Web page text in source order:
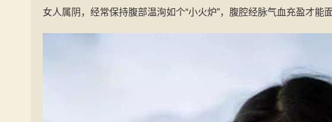
女人属阴，经常保持腹部温洵如个“小火炉”，腹腔经脉气血充盈才能